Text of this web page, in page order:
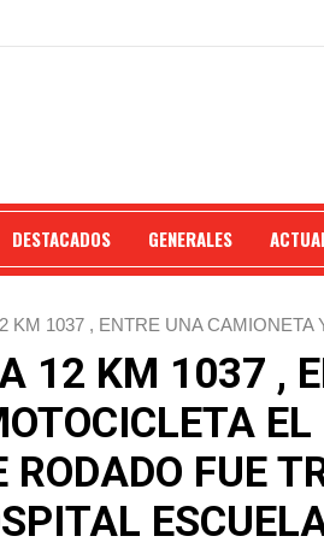
DESTACADOS GENERALES
KM 1037 , ENTRE UNA CAMIONETA
12 KM 1037 ,
EL
RODADO FUE